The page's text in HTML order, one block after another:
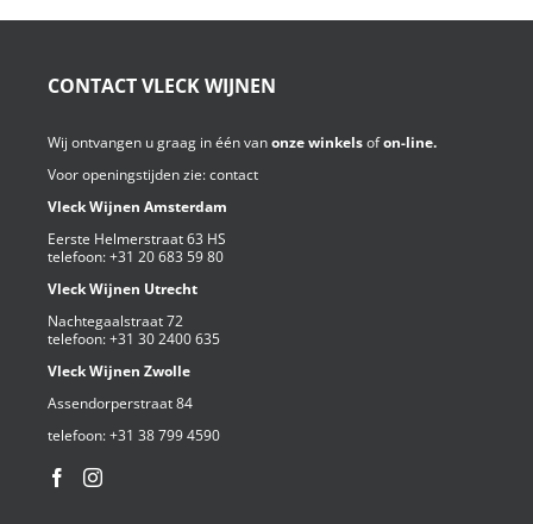
CONTACT VLECK WIJNEN
Wij ontvangen u graag in één vanonze winkelsofon-line.
Voor openingstijden zie:contact
Vleck Wijnen Amsterdam
Eerste Helmerstraat 63 HS
telefoon:+31 20 683 59 80
Vleck Wijnen Utrecht
Nachtegaalstraat 72
telefoon:+31 30 2400 635
Vleck Wijnen Zwolle
Assendorperstraat 84
telefoon:+31 38 799 4590⁩